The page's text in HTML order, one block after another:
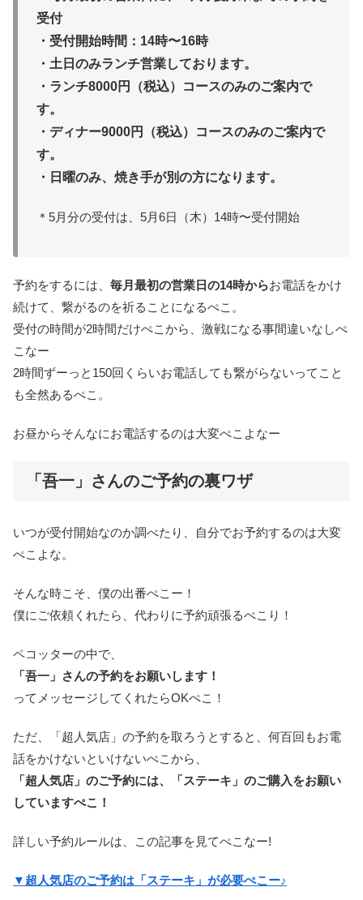
受付
・受付開始時間：14時〜16時
・土日のみランチ営業しております。
・ランチ8000円（税込）コースのみのご案内で
す。
・ディナー9000円（税込）コースのみのご案内で
す。
・日曜のみ、焼き手が別の方になります。
＊5月分の受付は、5月6日（木）14時〜受付開始
予約をするには、 毎月最初の営業日の14時からお電話をかけ
続けて、繋がるのを祈ることになるぺこ。
受付の時間が2時間だけぺこから、激戦になる事間違いなしぺ
こなー
2時間ずーっと150回くらいお電話しても繋がらないってこと
も全然あるぺこ。
お昼からそんなにお電話するのは大変ぺこよなー
「吾一」さんのご予約の裏ワザ
いつが受付開始なのか調べたり、自分でお予約するのは大変
ぺこよな。
そんな時こそ、僕の出番ぺこー！
僕にご依頼くれたら、代わりに予約頑張るぺこり！
ペコッターの中で、
「吾一」さんの予約をお願いします！
ってメッセージしてくれたらOKぺこ！
ただ、「超人気店」の予約を取ろうとすると、何百回もお電
話をかけないといけないぺこから、
「超人気店」のご予約には、「ステーキ」のご購入をお願い
していますぺこ！
詳しい予約ルールは、この記事を見てぺこなー!
▼超人気店のご予約は「ステーキ」が必要ぺこー♪